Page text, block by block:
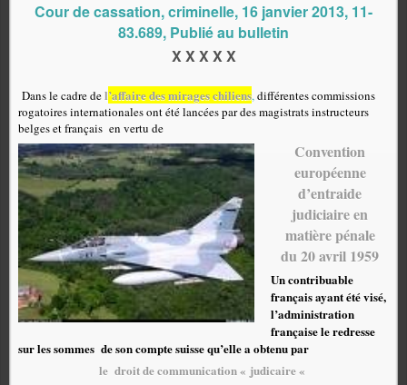
Cour de cassation, criminelle, 16 janvier 2013, 11-
83.689, Publié au bulletin
X X X X X
Dans le cadre del’affaire des mirages chiliens,différentes commissions
rogatoires internationales ont été lancées par des magistrats instructeurs
belges et français en vertu de
Convention
européenne
d’entraide
judiciaire en
matière pénale
du 20 avril 1959
Un contribuable
français ayant été visé,
l’administration
française le redresse
sur les sommes de son compte suisse qu’elle a obtenu par
le droit de communication « judicaire «